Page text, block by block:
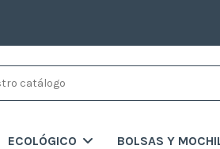
ECOLÓGICO BOLSAS Y